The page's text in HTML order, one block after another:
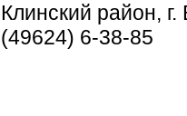
Клинский район,
(49624) 6-38-85